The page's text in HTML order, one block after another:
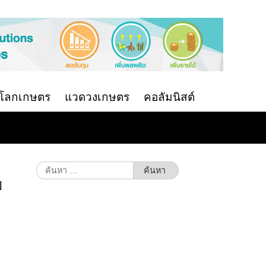
ลกเกษตร แวดวงเกษตร คอลัมนิสต์
ค้นหา
สำหรับ: